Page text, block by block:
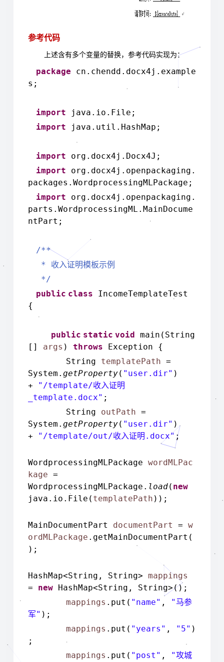
参考代码
上述含有多个变量的替换，参考代码实现为：
package cn.chendd.docx4j.example
s;
import java.io.File;
import java.util.HashMap;
import org.docx4j.Docx4J;
import org.docx4j.openpackaging.
packages.WordprocessingMLPackage;
import org.docx4j.openpackaging.
parts.WordprocessingML.MainDocume
ntPart;
/**
*
收入证明模板示例
*/
public class IncomeTemplateTest
{
public static void main( String
[] args ) throws Exception {
String
templatePath =
System. getProperty( "user.dir" )
+
"/template/收入证明
_template.docx" ;
String
outPath =
System. getProperty( "user.dir" )
+
"/template/out/收入证明 .docx" ;
WordprocessingMLPackage wordMLPac
kage =
WordprocessingMLPackage. load( new
java.io.File( templatePath ));
MainDocumentPart documentPart = w
ordMLPackage .getMainDocumentPart(
);
HashMap<String , String> mappings
= new HashMap<String , String>();
mappings .put( "name" , " 马参
军" );
mappings .put( "years" , "5" )
;
mappings .put( "post" , "攻城